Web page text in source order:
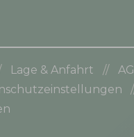
Lage & Anfahrt